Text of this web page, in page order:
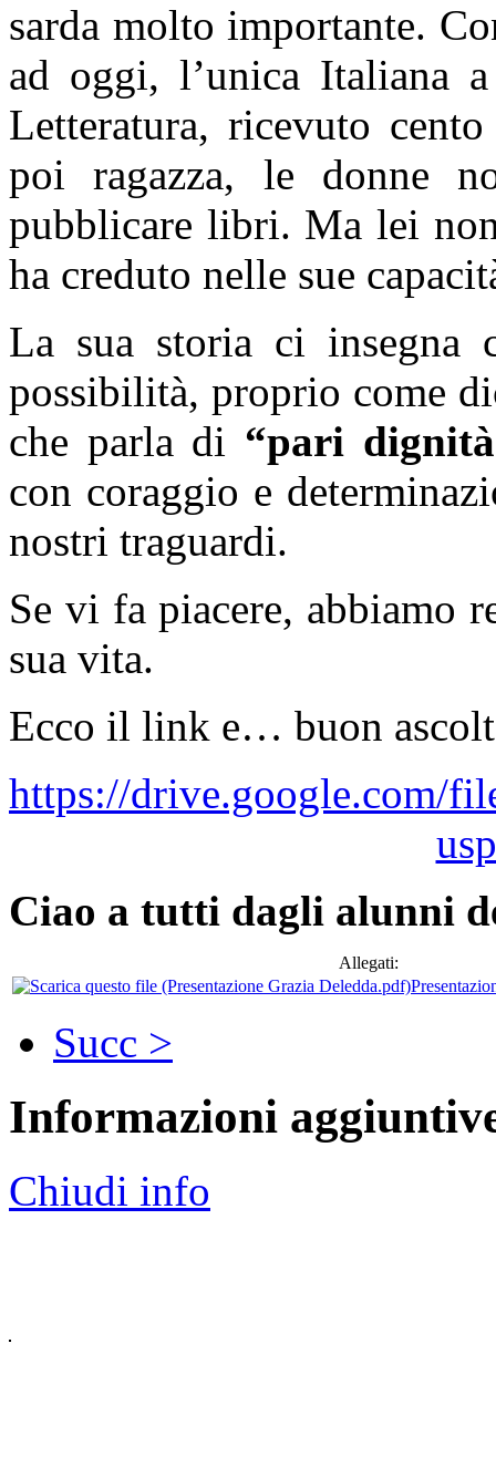
sarda molto importante.
ad oggi, l’unica Italiana
Letteratura, ricevuto
poi ragazza, le donne
pubblicare libri. Ma lei
ha creduto nelle sue
La sua storia ci insegna
possibilità, proprio come
che parla di “pari
con coraggio e
nostri traguardi.
Se vi fa piacere, abbiamo
sua vita.
Ecco il link e… buon
https://drive.google.com/
Ciao a tutti dagli alunni
Allegati:
Succ >
Informazioni
Chiudi info